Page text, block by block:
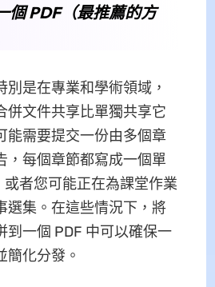
個 PDF（最推薦的方
別是在專業和學術領域，
併文件共享比單獨共享它
能需要提交一份由多個章
，每個章節都寫成一個單
或者您可能正在為課堂作業
選集。在這些情況下，將
到一個 PDF 中可以確保一
簡化分發。